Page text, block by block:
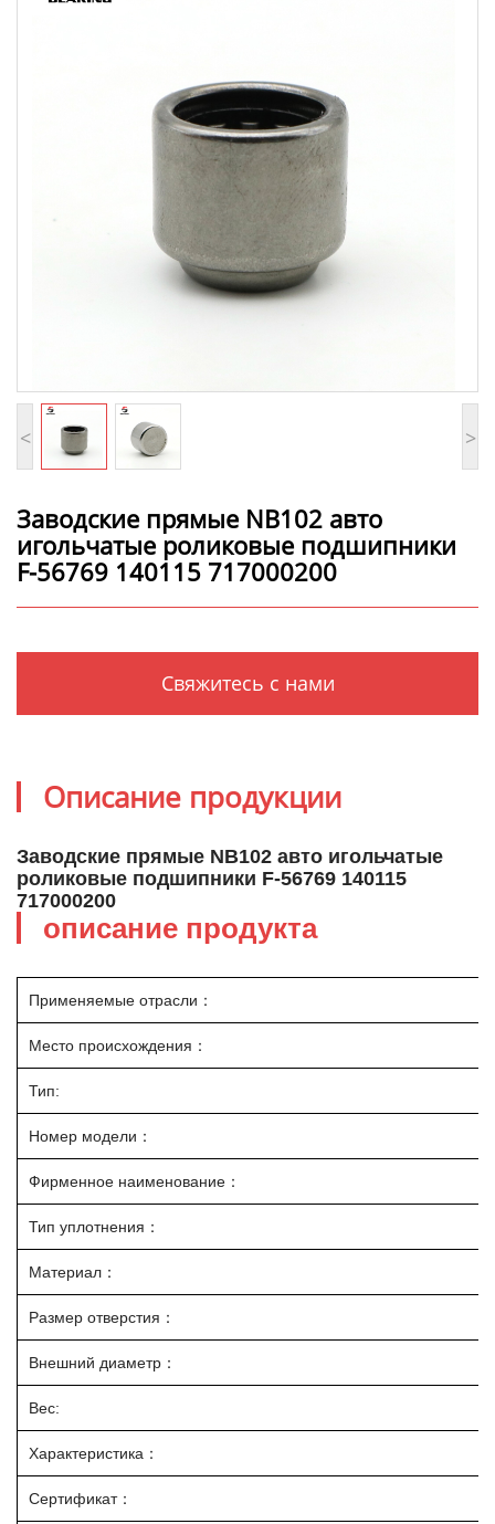
< >
Заводские прямые NB102 авто
игольчатые роликовые подшипники
F-56769 140115 717000200
Свяжитесь с нами
Описание продукции
Заводские прямые NB102 авто игольчатые
роликовые подшипники F-56769 140115
717000200
описание продукта
Применяемые отрасли：
Место происхождения：
Тип:
Номер модели：
Фирменное наименование：
Тип уплотнения：
Материал：
Размер отверстия：
Внешний диаметр：
Вес:
Характеристика：
Сертификат：